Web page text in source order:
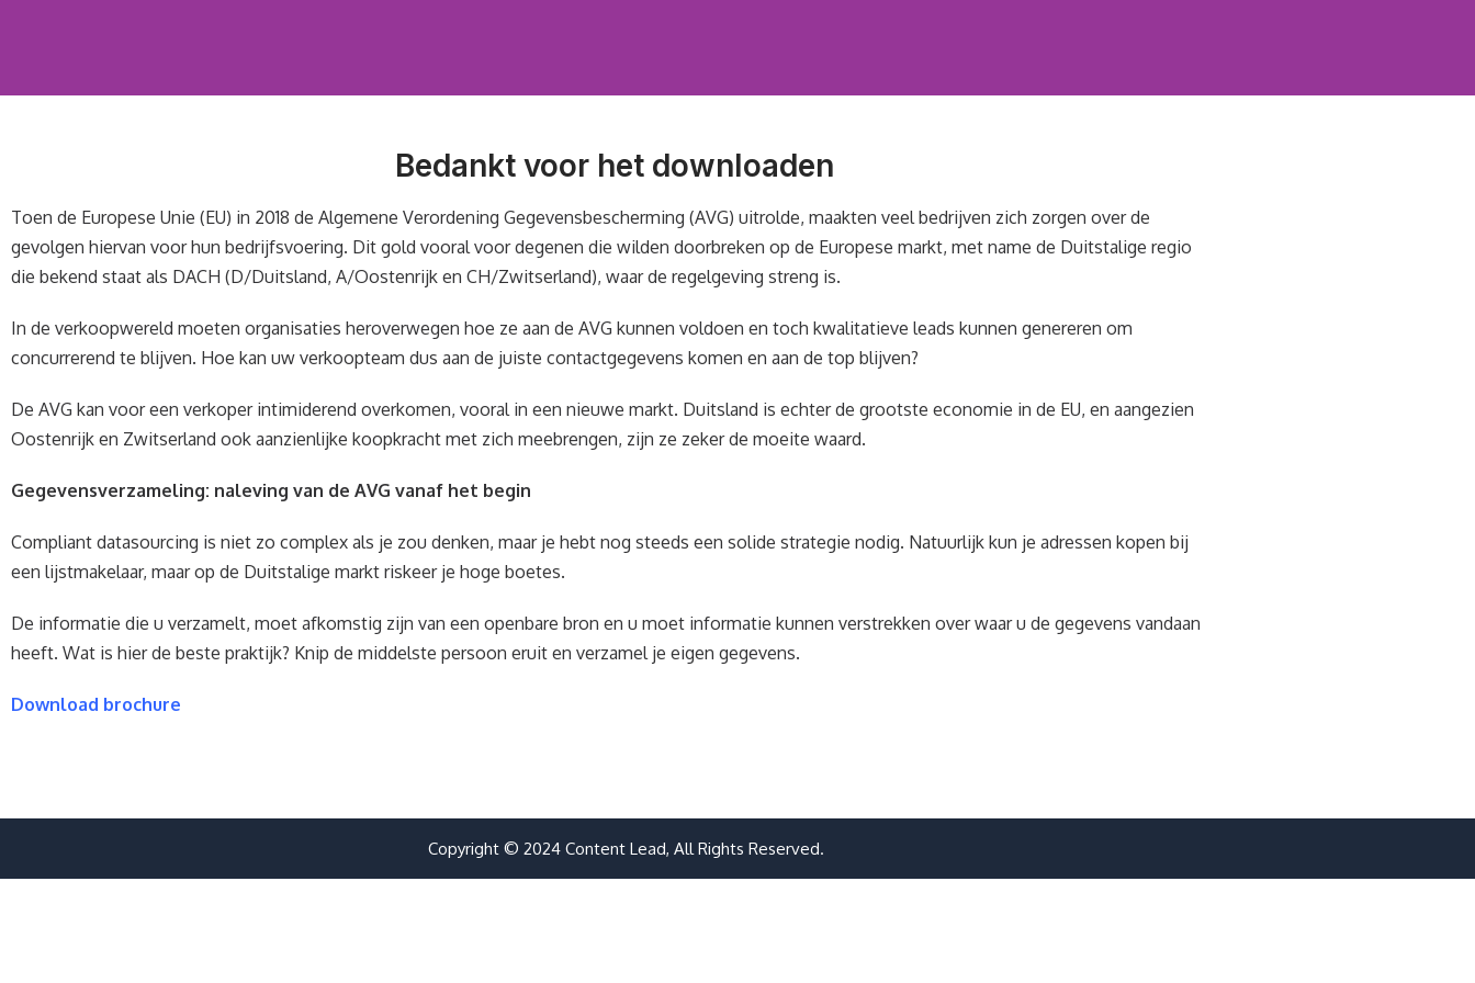
Bedankt voor het downloaden
Toen de Europese Unie (EU) in 2018 de Algemene Verordening Gegevensbescherming (AVG) uitrolde, maakten veel bedrijven zich zorgen over de
gevolgen hiervan voor hun bedrijfsvoering. Dit gold vooral voor degenen die wilden doorbreken op de Europese markt, met name de Duitstalige regio
die bekend staat als DACH (D/Duitsland, A/Oostenrijk en CH/Zwitserland), waar de regelgeving streng is.
In de verkoopwereld moeten organisaties heroverwegen hoe ze aan de AVG kunnen voldoen en toch kwalitatieve leads kunnen genereren om
concurrerend te blijven. Hoe kan uw verkoopteam dus aan de juiste contactgegevens komen en aan de top blijven?
De AVG kan voor een verkoper intimiderend overkomen, vooral in een nieuwe markt. Duitsland is echter de grootste economie in de EU, en aangezien
Oostenrijk en Zwitserland ook aanzienlijke koopkracht met zich meebrengen, zijn ze zeker de moeite waard.
Gegevensverzameling: naleving van de AVG vanaf het begin
Compliant datasourcing is niet zo complex als je zou denken, maar je hebt nog steeds een solide strategie nodig. Natuurlijk kun je adressen kopen bij
een lijstmakelaar, maar op de Duitstalige markt riskeer je hoge boetes.
De informatie die u verzamelt, moet afkomstig zijn van een openbare bron en u moet informatie kunnen verstrekken over waar u de gegevens vandaan
heeft. Wat is hier de beste praktijk? Knip de middelste persoon eruit en verzamel je eigen gegevens.
Download brochure
Copyright © 2024 Content Lead, All Rights Reserved.